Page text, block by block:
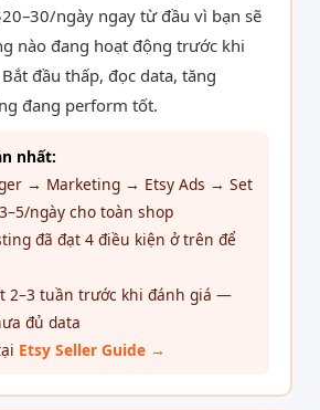
ngày ngay từ đầu vì bạn sẽ
nào đang hoạt động trước khi
đầu thấp, đọc data, tăng
đang perform tốt.
nhất:
→ Marketing → Etsy Ads → Set
ngày cho toàn shop
đã đạt 4 điều kiện ở trên để
2–3 tuần trước khi đánh giá —
đủ data
Etsy Seller Guide →